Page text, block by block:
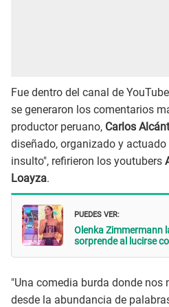
Fue dentro del canal de
se generaron los comentarios
productor peruano, Carlos
diseñado, organizado y actuado
insulto", refirieron los youtubers
Loayza.
PUEDES VER:
Olenka Zimmermann
sorprende al lucirse
"Una comedia burda donde nos
desde la abundancia de